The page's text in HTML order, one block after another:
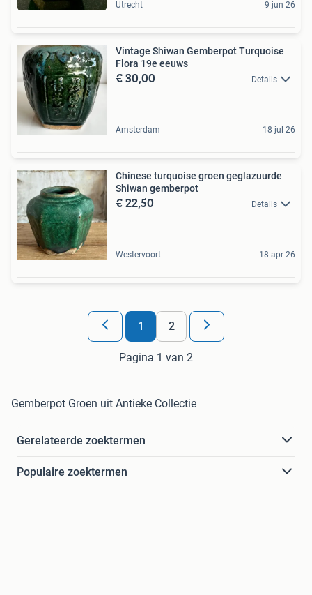
Utrecht 9 jun 26
Vintage Shiwan Gemberpot Turquoise
Flora 19e eeuws
€ 30,00 Details
Amsterdam 18 jul 26
Chinese turquoise groen geglazuurde
Shiwan gemberpot
€ 22,50 Details
Westervoort 18 apr 26
1 2
Pagina 1 van 2
Gemberpot Groen uit Antieke Collectie
Gerelateerde zoektermen
Populaire zoektermen